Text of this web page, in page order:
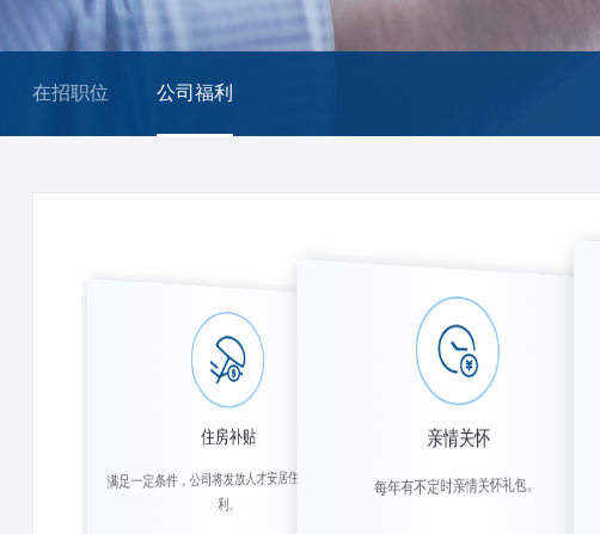
在招职位 公司福利
住房补贴
满足一定条件，公司将发放人才安居住房补租福
利。
亲情关怀
每年有不定时亲情关怀礼包。